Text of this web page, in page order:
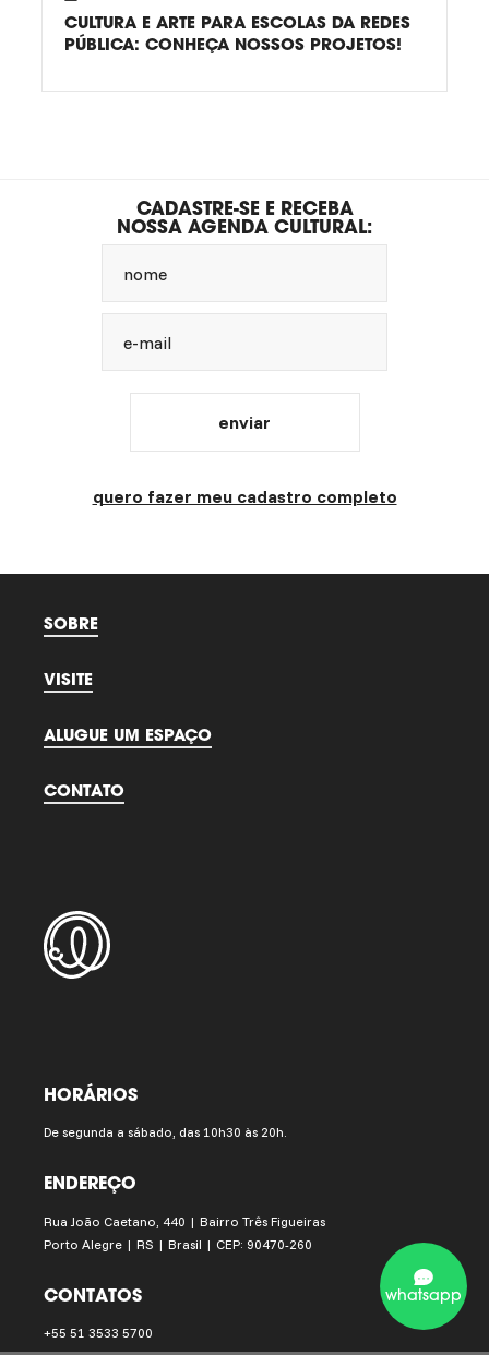
CULTURA E ARTE PARA ESCOLAS DA REDES
PÚBLICA: CONHEÇA NOSSOS PROJETOS!
CADASTRE-SE E RECEBA
NOSSA AGENDA CULTURAL:
nome
e-mail
enviar
quero fazer meu cadastro completo
SOBRE
VISITE
ALUGUE UM ESPAÇO
CONTATO
HORÁRIOS
De segunda a sábado, das 10h30 às 20h.
ENDEREÇO
Rua João Caetano, 440 | Bairro Três Figueiras
Porto Alegre | RS | Brasil | CEP: 90470-260
CONTATOS
+55 51 3533 5700
whatsapp